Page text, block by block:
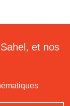
et nos